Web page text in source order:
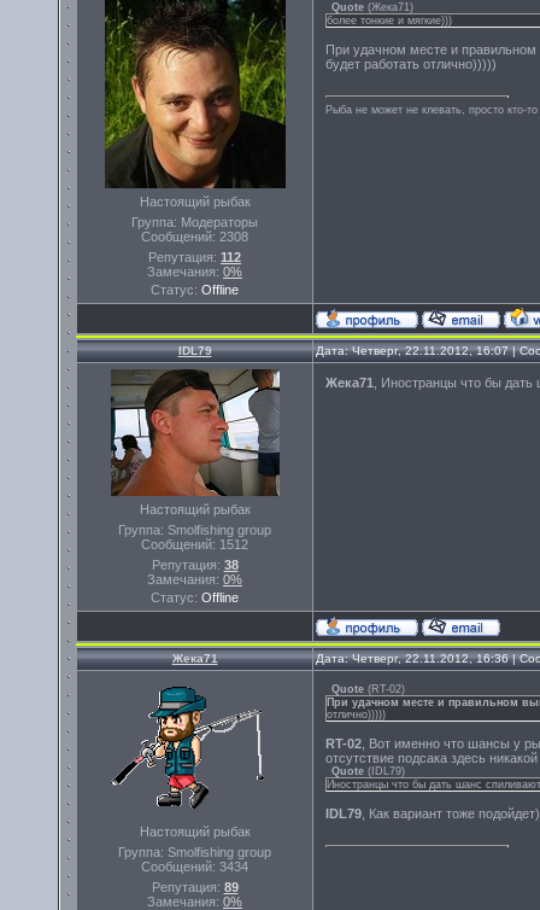
Настоящий рыбак
Группа: Модераторы
Сообщений: 2308
Репутация: 112
Замечания: 0%
Статус: Offline
Quote (Жека71)
более тонкие и мягкие)))
При удачном месте и правильном
будет работать отлично)))))
Рыба не может не клевать, просто кто-
IDL79 Дата: Четверг, 22.11.2012, 16:07 |
Настоящий рыбак
Группа: Smolfishing group
Сообщений: 1512
Репутация: 38
Замечания: 0%
Статус: Offline
Жека71 , Иностранцы что бы
Жека71 Дата: Четверг, 22.11.2012, 16:36 |
Настоящий рыбак
Группа: Smolfishing group
Сообщений: 3434
Репутация: 89
Замечания: 0%
Quote (RT-02)
При удачном месте и правильном
отлично)))))
RT-02 , Вот именно что шансы у
отсутствие подсака здесь
Quote ( IDL79)
Иностранцы что бы дать шанс
IDL79 , Как вариант тоже